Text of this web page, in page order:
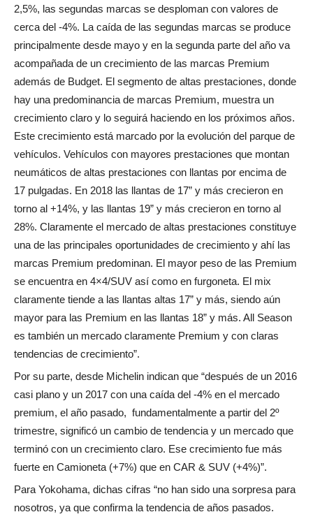
2,5%, las segundas marcas se desploman con valores de
cerca del -4%. La caída de las segundas marcas se produce
principalmente desde mayo y en la segunda parte del año va
acompañada de un crecimiento de las marcas Premium
además de Budget. El segmento de altas prestaciones, donde
hay una predominancia de marcas Premium, muestra un
crecimiento claro y lo seguirá haciendo en los próximos años.
Este crecimiento está marcado por la evolución del parque de
vehículos. Vehículos con mayores prestaciones que montan
neumáticos de altas prestaciones con llantas por encima de
17 pulgadas. En 2018 las llantas de 17” y más crecieron en
torno al +14%, y las llantas 19” y más crecieron en torno al
28%. Claramente el mercado de altas prestaciones constituye
una de las principales oportunidades de crecimiento y ahí las
marcas Premium predominan. El mayor peso de las Premium
se encuentra en 4×4/SUV así como en furgoneta. El mix
claramente tiende a las llantas altas 17” y más, siendo aún
mayor para las Premium en las llantas 18” y más. All Season
es también un mercado claramente Premium y con claras
tendencias de crecimiento”.
Por su parte, desde Michelin indican que “después de un 2016
casi plano y un 2017 con una caída del -4% en el mercado
premium, el año pasado, fundamentalmente a partir del 2º
trimestre, significó un cambio de tendencia y un mercado que
terminó con un crecimiento claro. Ese crecimiento fue más
fuerte en Camioneta (+7%) que en CAR & SUV (+4%)”.
Para Yokohama, dichas cifras “no han sido una sorpresa para
nosotros, ya que confirma la tendencia de años pasados.